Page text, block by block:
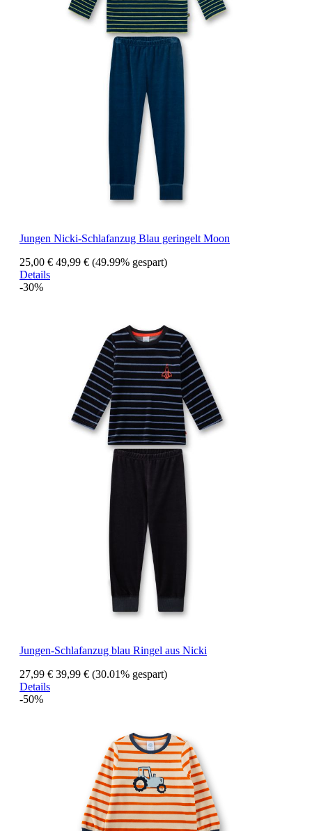
Jungen Nicki-Schlafanzug Blau geringelt Moon
25,00 € 49,99 € (49.99% gespart)
Details
-30%
Jungen-Schlafanzug blau Ringel aus Nicki
27,99 € 39,99 € (30.01% gespart)
Details
-50%